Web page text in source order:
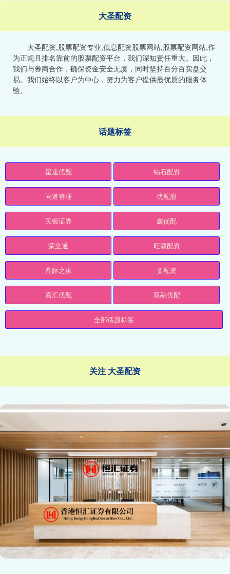
大圣配资
大圣配资,股票配资专业,低息配资股票网站,股票配资网站,作
为正规且排名靠前的股票配资平台，我们深知责任重大。因此，
我们与券商合作，确保资金安全无虞，同时坚持百分百实盘交
易。我们始终以客户为中心，努力为客户提供最优质的服务体
验。
话题标签
星速优配 钻石配资
问道管理 优配股
民银证券 鑫优配
荣立通 旺源配资
鼎际之家 要配资
嘉汇优配 双融优配
全部话题标签
关注 大圣配资